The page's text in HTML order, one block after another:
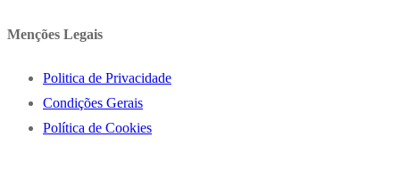
Menções Legais
Politica de Privacidade
Condições Gerais
Política de Cookies